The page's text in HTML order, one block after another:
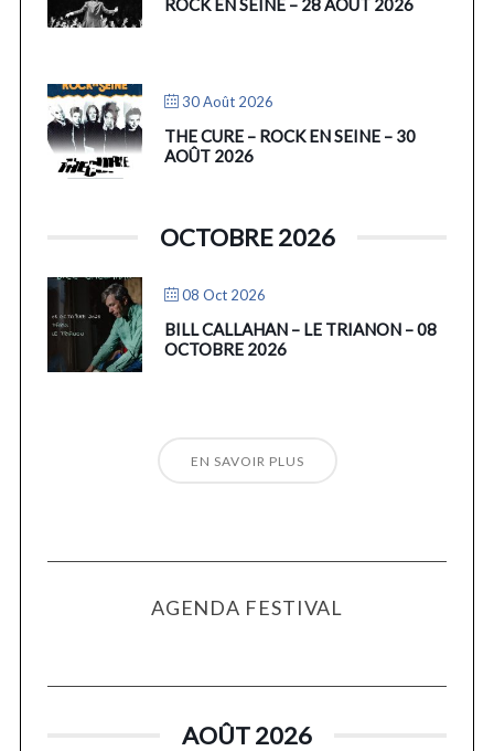
30 Août 2026
THE CURE – ROCK EN SEINE – 30
AOÛT 2026
OCTOBRE 2026
08 Oct 2026
BILL CALLAHAN – LE TRIANON – 08
OCTOBRE 2026
EN SAVOIR PLUS
AGENDA FESTIVAL
AOÛT 2026